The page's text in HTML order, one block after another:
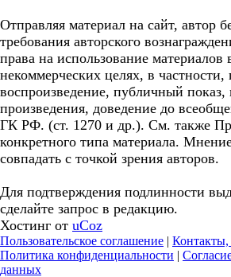
Отправляя материал на сайт, автор
требования авторского
права на использование
некоммерческих целях, в частности,
воспроизведение, публичный показ,
произведения, доведение до
ГК РФ. (ст. 1270 и др.). См. также
конкретного типа материала.
совпадать с точкой зрения авторов.
Для подтверждения подлинности
сделайте запрос в редакцию.
Хостинг от uCoz
Пользовательское соглашение |
Политика конфиденциальности |
данных